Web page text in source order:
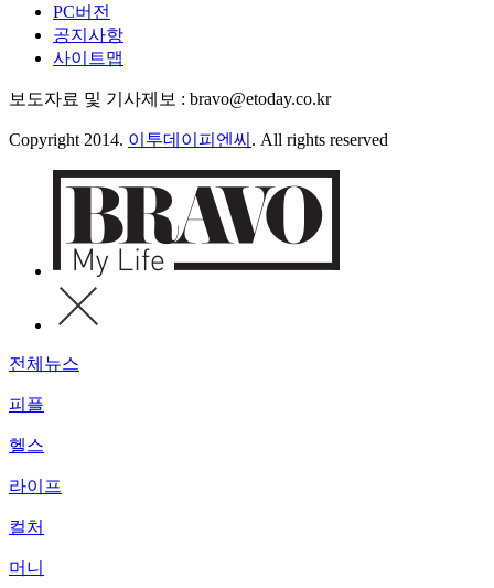
PC버전
공지사항
사이트맵
보도자료 및 기사제보 : bravo@etoday.co.kr
Copyright 2014. 이투데이피엔씨 . All rights reserved
전체뉴스
피플
헬스
라이프
컬처
머니